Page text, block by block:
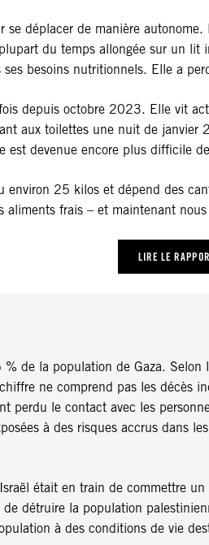
déplacer de manière
du temps allongée sur un
besoins nutritionnels. Elle a
depuis octobre 2023. Elle vit
aux toilettes une nuit de
est devenue encore plus difficile
25 kilos et dépend des
frais – et maintenant nous
LIRE LE
de la population de Gaza.
ne comprend pas les décès
perdu le contact avec les
à des risques accrus dans
était en train de commettre
détruire la population
à des conditions de vie